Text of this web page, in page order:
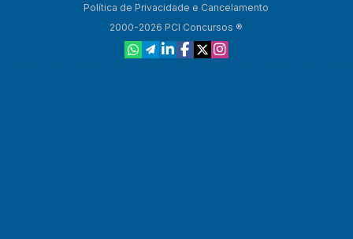
Política de Privacidade e Cancelamento
2000-2026 PCI Concursos ®